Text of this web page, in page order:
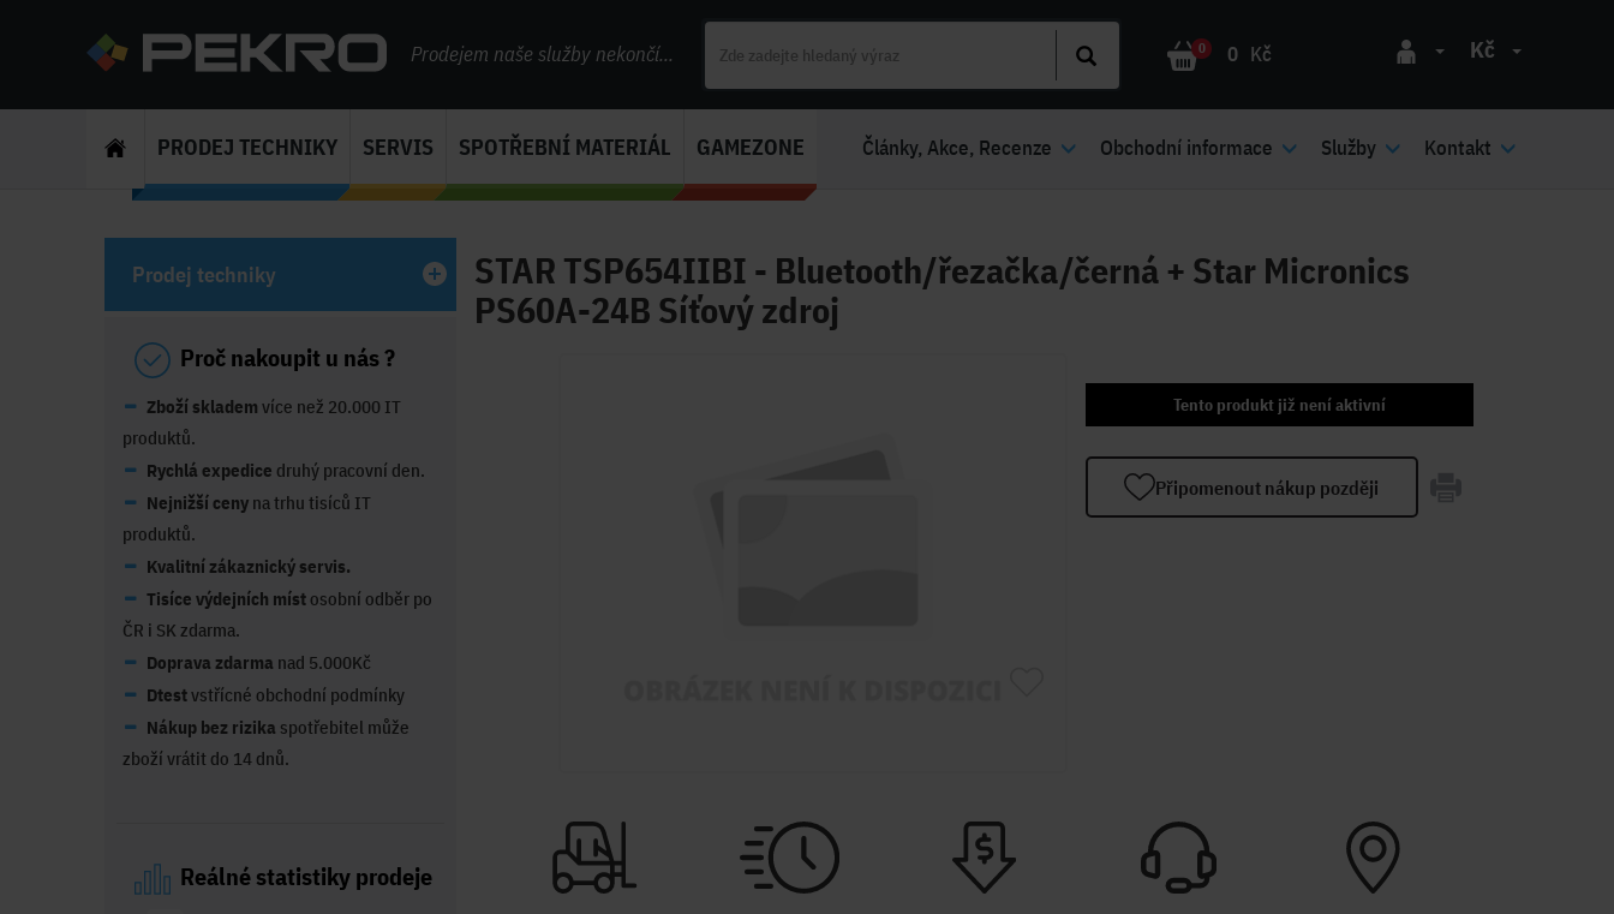
Prodejem naše služby nekončí... 0 0 Kč Kč
PRODEJ TECHNIKY SERVIS SPOTŘEBNÍ MATERIÁL GAMEZONE Články, Akce, Recenze Obchodní informace Služby Kontakt
STAR TSP654IIBI - Bluetooth/řezačka/černá + Star Micronics
PS60A-24B Síťový zdroj
Tento produkt již není aktivní
Připomenout nákup později
Prodej techniky
Proč nakoupit u nás ?
Zboží skladem více než 20.000 IT
produktů.
Rychlá expedice druhý pracovní den.
Nejnižší ceny na trhu tisíců IT
produktů.
Kvalitní zákaznický servis.
Tisíce výdejních míst osobní odběr po
ČR i SK zdarma.
Doprava zdarma nad 5.000Kč
Dtestvstřícné obchodní podmínky
Nákup bez rizika spotřebitel může
zboží vrátit do 14 dnů.
Reálné statistiky prodeje